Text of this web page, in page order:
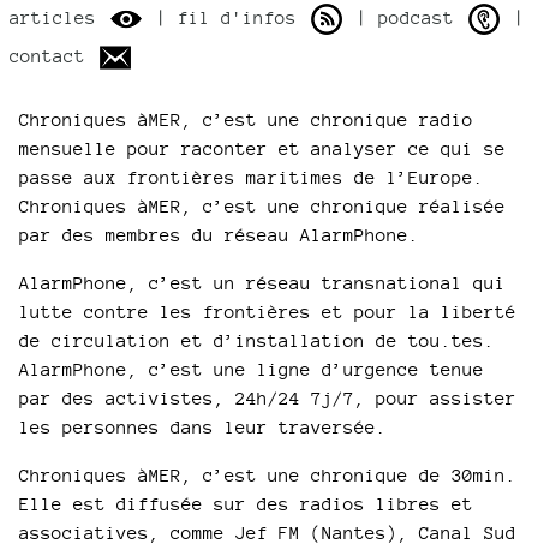
articles | fil d'infos | podcast
|
contact
Chroniques àMER, c’est une chronique radio
mensuelle pour raconter et analyser ce qui se
passe aux frontières maritimes de l’Europe.
Chroniques àMER, c’est une chronique réalisée
par des membres du réseau AlarmPhone.
AlarmPhone, c’est un réseau transnational qui
lutte contre les frontières et pour la liberté
de circulation et d’installation de tou.tes.
AlarmPhone, c’est une ligne d’urgence tenue
par des activistes, 24h/24 7j/7, pour assister
les personnes dans leur traversée.
Chroniques àMER, c’est une chronique de 30min.
Elle est diffusée sur des radios libres et
associatives, comme Jef FM (Nantes), Canal Sud